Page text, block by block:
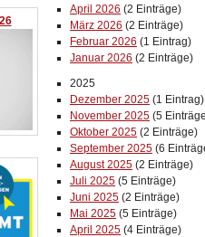
April 2026 (2 Einträge)
März 2026 (2 Einträge)
Februar 2026 (1 Eintrag)
Januar 2026 (2 Einträge)
2025
Dezember 2025 (1 Eintrag)
November 2025 (5
Oktober 2025 (2 Einträge)
September 2025 (6
August 2025 (2 Einträge)
Juli 2025 (5 Einträge)
Juni 2025 (2 Einträge)
Mai 2025 (5 Einträge)
April 2025 (4 Einträge)